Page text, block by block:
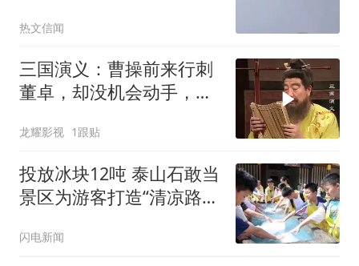
群解析
热文信闻
三国演义：曹操前来行刺
董卓，却没机会动手，看
龙耀影视 1跟贴
投放冰块12吨 泰山石敢当
景区为游客打造“清凉路
闪电新闻